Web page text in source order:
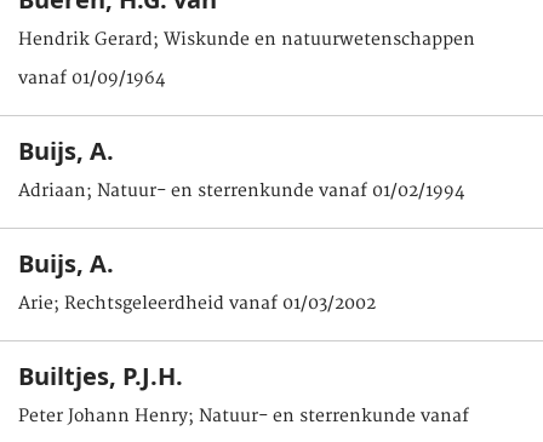
Hendrik Gerard; Wiskunde en natuurwetenschappen
vanaf 01/09/1964
Buijs, A.
Adriaan; Natuur- en sterrenkunde vanaf 01/02/1994
Buijs, A.
Arie; Rechtsgeleerdheid vanaf 01/03/2002
Builtjes, P.J.H.
Peter Johann Henry; Natuur- en sterrenkunde vanaf